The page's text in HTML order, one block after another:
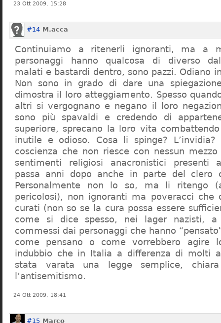
23 Ott 2009, 15:28
#14 M.acca
Continuiamo a ritenerli ignoranti, ma a
personaggi hanno qualcosa di diverso
malati e bastardi dentro, sono pazzi. Odiano
Non sono in grado di dare una
dimostra il loro atteggiamento. Spesso
altri si vergognano e negano il loro
sono più spavaldi e credendo di
superiore, sprecano la loro vita
inutile e odioso. Cosa li spinge?
coscienza che non riesce con nessun
sentimenti religiosi anacronistici presenti
passa anni dopo anche in parte del clero
Personalmente non lo so, ma li ritengo
pericolosi), non ignoranti ma poveracci che
curati (non so se la cura possa essere
come si dice spesso, nei lager nazisti,
commessi dai personaggi che hanno
come pensano o come vorrebbero agire
indubbio che in Italia a differenza di molti
stata varata una legge semplice,
l’antisemitismo.
24 Ott 2009, 18:41
#15 Marco